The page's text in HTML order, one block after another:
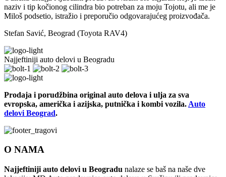
naziv i tip kočionog cilindra bio potreban za moju Tojotu, ali me je
Miloš podsetio, istražio i preporučio odgovarajućeg proizvođača.
Stefan Savić, Beograd (Toyota RAV4)
Najjeftiniji auto delovi u Beogradu
Prodaja i porudžbina original auto delova i ulja za sva
evropska, američka i azijska, putnička i kombi vozila. Auto
delovi Beograd.
O NAMA
Najjeftiniji auto delovi u Beogradu nalaze se baš na naše dve